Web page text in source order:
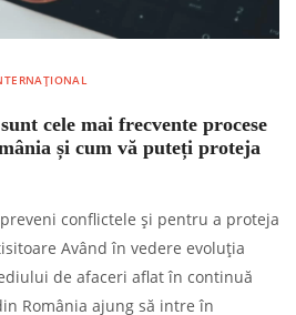
cele mai frecvente procese
și cum vă puteți proteja
conflictele și pentru a proteja
Având în vedere evoluția
de afaceri aflat în continuă
România ajung să intre în